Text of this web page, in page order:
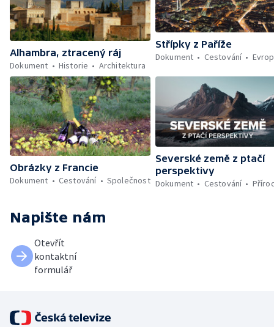
Alhambra, ztracený ráj
Dokument
Historie Architektura
Střípky z Paříže
Dokument
Cestování
Obrázky z Francie
Dokument
Cestování Společnost
Severské země z ptačí
perspektivy
Dokument
Cestování
Napište nám
Otevřít
kontaktní
formulář